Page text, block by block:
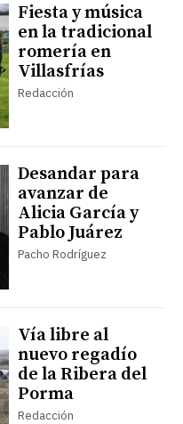
Fiesta y música
en la tradicional
romería en
Villasfrías
Redacción
Desandar para
avanzar de
Alicia García y
Pablo Juárez
Pacho Rodríguez
Vía libre al
nuevo regadío
de la Ribera del
Porma
Redacción